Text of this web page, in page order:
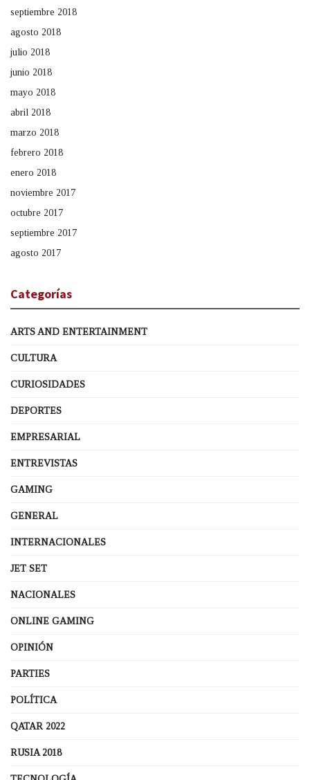
septiembre 2018
agosto 2018
julio 2018
junio 2018
mayo 2018
abril 2018
marzo 2018
febrero 2018
enero 2018
noviembre 2017
octubre 2017
septiembre 2017
agosto 2017
Categorías
ARTS AND ENTERTAINMENT
CULTURA
CURIOSIDADES
DEPORTES
EMPRESARIAL
ENTREVISTAS
GAMING
GENERAL
INTERNACIONALES
JET SET
NACIONALES
ONLINE GAMING
OPINIÓN
PARTIES
POLÍTICA
QATAR 2022
RUSIA 2018